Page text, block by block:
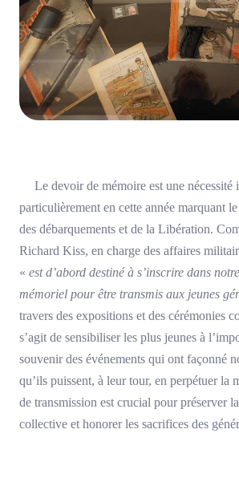
Le devoir de mémoire est une nécessité
particulièrement en cette année marquant
des débarquements et de la Libération.
Richard Kiss, en charge des affaires
« est d’abord destiné à s’inscrire dans
mémoriel pour être transmis aux jeunes
travers des expositions et des cérémonies
s’agit de sensibiliser les plus jeunes à
souvenir des événements qui ont façonné
qu’ils puissent, à leur tour, en perpétuer la
de transmission est crucial pour préserver
collective et honorer les sacrifices des